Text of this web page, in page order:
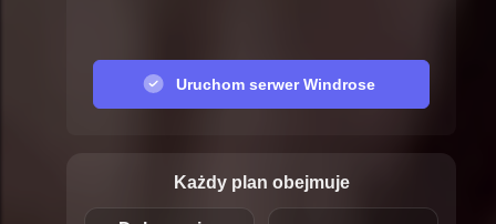
Uruchom serwer Windrose
Każdy plan obejmuje